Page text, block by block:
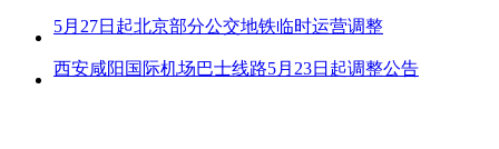
5月27日起北京部分公交地铁临时运营调整
西安咸阳国际机场巴士线路5月23日起调整公告